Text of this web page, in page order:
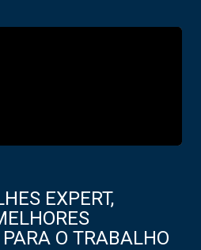
EXPERT,
O TRABALHO